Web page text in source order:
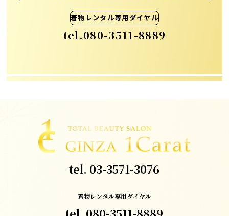
着物レンタル専用ダイヤル
tel.080-3511-8889
tel. 03-3571-3076
着物レンタル専用ダイヤル